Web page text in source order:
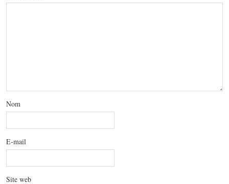
Nom
E-mail
Site web